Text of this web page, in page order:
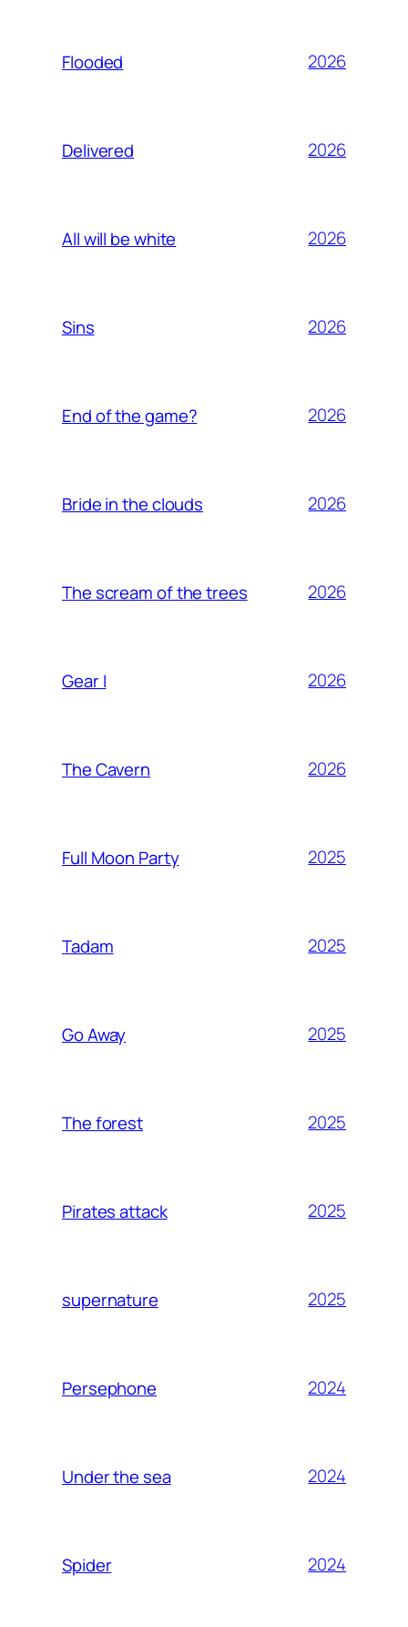
Flooded 2026
Delivered 2026
All will be white 2026
Sins 2026
End of the game? 2026
Bride in the clouds 2026
The scream of the trees 2026
Gear I 2026
The Cavern 2026
Full Moon Party 2025
Tadam 2025
Go Away 2025
The forest 2025
Pirates attack 2025
supernature 2025
Persephone 2024
Under the sea 2024
Spider 2024